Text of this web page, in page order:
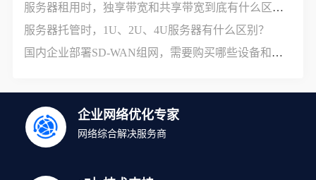
服务器租用时，独享带宽和共享带宽到底有什么区别？
服务器托管时，1U、2U、4U服务器有什么区别？
国内企业部署SD-WAN组网，需要购买哪些设备和服务？
企业网络优化专家
网络综合解决服务商